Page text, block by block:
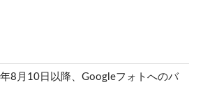
8月10日以降、Googleフォトへのバ